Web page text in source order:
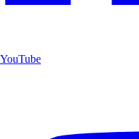
YouTube